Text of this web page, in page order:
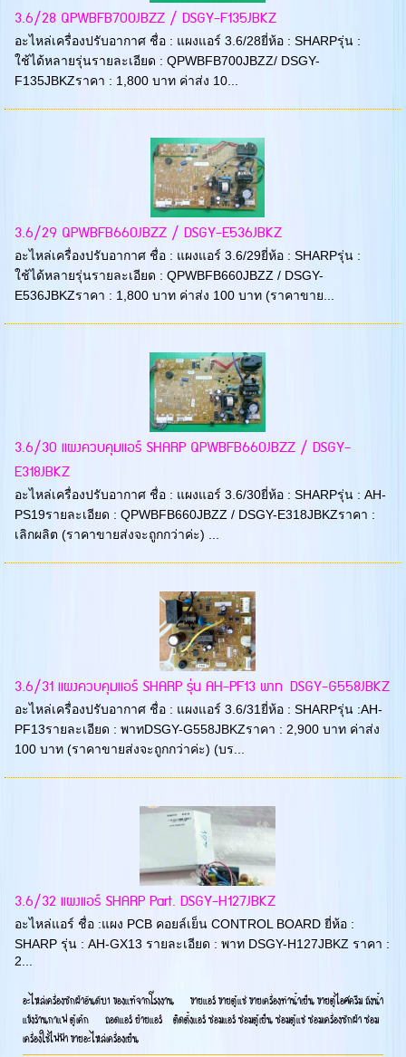
3.6/28 QPWBFB700JBZZ / DSGY-F135JBKZ
อะไหล่เครื่องปรับอากาศ ชื่อ : แผงแอร์ 3.6/28ยี่ห้อ : SHARPรุ่น :
ใช้ได้หลายรุ่นรายละเอียด : QPWBFB700JBZZ/ DSGY-
F135JBKZราคา : 1,800 บาท ค่าส่ง 10...
3.6/29 QPWBFB660JBZZ / DSGY-E536JBKZ
อะไหล่เครื่องปรับอากาศ ชื่อ : แผงแอร์ 3.6/29ยี่ห้อ : SHARPรุ่น :
ใช้ได้หลายรุ่นรายละเอียด : QPWBFB660JBZZ / DSGY-
E536JBKZราคา : 1,800 บาท ค่าส่ง 100 บาท (ราคาขาย...
3.6/30 แผงควบคุมแอร์ SHARP QPWBFB660JBZZ / DSGY-
E318JBKZ
อะไหล่เครื่องปรับอากาศ ชื่อ : แผงแอร์ 3.6/30ยี่ห้อ : SHARPรุ่น : AH-
PS19รายละเอียด : QPWBFB660JBZZ / DSGY-E318JBKZราคา :
เลิกผลิต (ราคาขายส่งจะถูกกว่าค่ะ) ...
3.6/31 แผงควบคุมแอร์ SHARP รุ่น AH-PF13 พาท DSGY-G558JBKZ
อะไหล่เครื่องปรับอากาศ ชื่อ : แผงแอร์ 3.6/31ยี่ห้อ : SHARPรุ่น :AH-
PF13รายละเอียด : พาทDSGY-G558JBKZราคา : 2,900 บาท ค่าส่ง
100 บาท (ราคาขายส่งจะถูกกว่าค่ะ) (บร...
3.6/32 แผงแอร์ SHARP Part. DSGY-H127JBKZ
อะไหล่แอร์ ชื่อ :แผง PCB คอยล์เย็น CONTROL BOARD ยี่ห้อ :
SHARP รุ่น : AH-GX13 รายละเอียด : พาท DSGY-H127JBKZ ราคา :
2...
อะไหล่เครื่องซักผ้าอันดับ1 ของแท้จากโรงงาน ขายแอร์ ขายตู้แช่ ขายเครื่องทำน้ำเย็น ขายตู้ไอศครีม ถังน้ำ
แข้งร้านกาแฟ ตู้เค้ก ถอดแอร์ ย้ายแอร์ ติดตั้งแอร์ ซ่อมแอร์ ซ่อมตู้เย็น ซ่อมตู้แช่ ซ่อมเครื่องซักผ้า ซ่อม
เครื่องใช้ไฟฟ้า ขายอะไหล่เครื่องเย็น